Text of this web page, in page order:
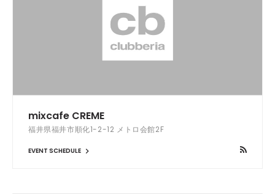
mixcafe CREME
福井県福井市順化1-2-12 メトロ会館2F
EVENT SCHEDULE